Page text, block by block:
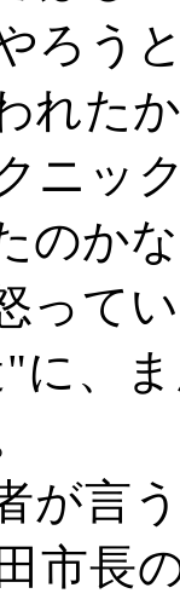
ろう
れた
ニッ
のか
って
に、
が言
市長